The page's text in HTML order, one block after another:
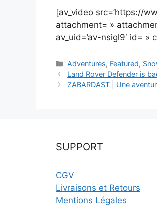
[av_video src=’https://
attachment= »
av_uid=’av-nsigl9′ id= »
Catégories
Adventures, Featured,
Land Rover Defender is
ZABARDAST | Une
SUPPORT
CGV
Livraisons et Retours
Mentions Légales